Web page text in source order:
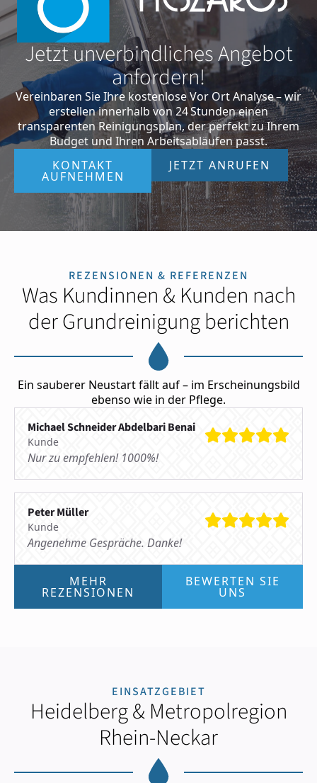
Jetzt unverbindliches Angebot
anfordern!
Vereinbaren Sie Ihre kostenlose Vor Ort Analyse – wir
erstellen innerhalb von 24 Stunden einen
transparenten Reinigungsplan, der perfekt zu Ihrem
Budget und Ihren Arbeitsabläufen passt.
KONTAKT
AUFNEHMEN
JETZT ANRUFEN
REZENSIONEN & REFERENZEN
Was Kundinnen & Kunden nach
der Grundreinigung berichten
Ein sauberer Neustart fällt auf – im Erscheinungsbild
ebenso wie in der Pflege.
Michael Schneider Abdelbari Benai
Kunde
Nur zu empfehlen! 1000%!
Peter Müller
Kunde
Angenehme Gespräche. Danke!
MEHR
REZENSIONEN
BEWERTEN SIE
UNS
EINSATZGEBIET
Heidelberg & Metropolregion
Rhein-Neckar